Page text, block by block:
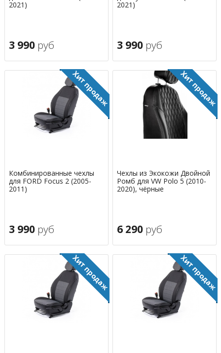
2021)
3 990 руб
2021)
3 990 руб
Комбинированные чехлы
для FORD Focus 2 (2005-
2011)
3 990 руб
Чехлы из Экокожи Двойной
Ромб для VW Polo 5 (2010-
2020), чёрные
6 290 руб